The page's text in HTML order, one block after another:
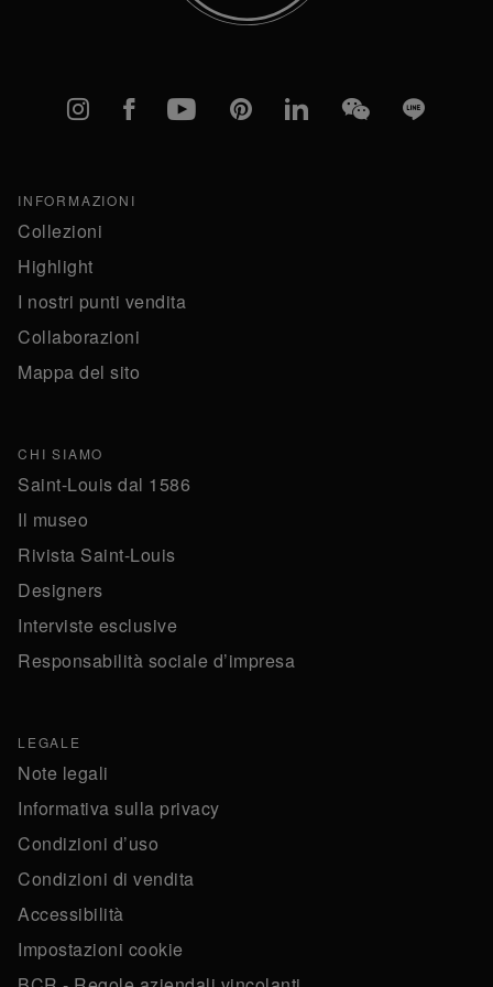
Instagram
FacebookYouTubePinterestlinkedInWeChatLine
INFORMAZIONI
Collezioni
Highlight
I nostri punti vendita
Collaborazioni
Mappa del sito
CHI SIAMO
Saint-Louis dal 1586
Il museo
Rivista Saint-Louis
Designers
Interviste esclusive
Responsabilità sociale d’impresa
LEGALE
Note legali
Informativa sulla privacy
Condizioni d’uso
Condizioni di vendita
Accessibilità
Impostazioni cookie